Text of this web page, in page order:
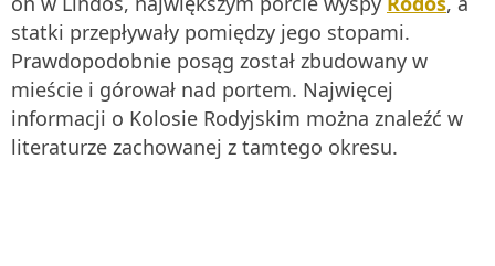
statki przepływały pomiędzy jego stopami.
Prawdopodobnie posąg został zbudowany w
mieście i górował nad portem. Najwięcej
informacji o Kolosie Rodyjskim można znaleźć w
literaturze zachowanej z tamtego okresu.